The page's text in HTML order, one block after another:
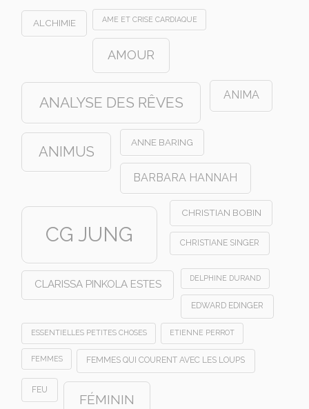
ALCHIMIE AME ET CRISE CARDIAQUE
AMOUR
ANALYSE DES RÊVES ANIMA
ANIMUS
ANNE BARING
BARBARA HANNAH
CG JUNG
CHRISTIAN BOBIN
CHRISTIANE SINGER
CLARISSA PINKOLA ESTES DELPHINE DURAND
EDWARD EDINGER
ESSENTIELLES PETITES CHOSES ETIENNE PERROT
FEMMES FEMMES QUI COURENT AVEC LES LOUPS
FEU
FÉMININ